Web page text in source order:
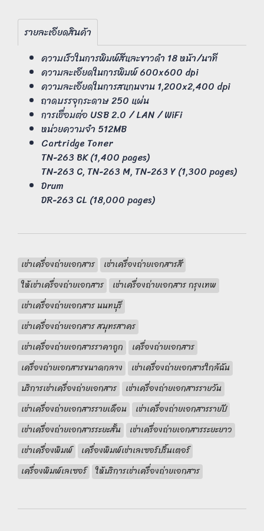
รายละเอียดสินค้า
ความเร็วในการพิมพ์สีและขาวดำ 18 หน้า/นาที
ความละเอียดในการพิมพ์ 600x600 dpi
ความละเอียดในการสแกนงาน 1,200x2,400 dpi
ถาดบรรจุกระดาษ 250 แผ่น
การเชื่อมต่อ USB 2.0 / LAN / WiFi
หน่วยความจำ 512MB
Cartridge Toner
TN-263 BK (1,400 pages)
TN-263 C, TN-263 M, TN-263 Y (1,300 pages)
Drum
DR-263 CL (18,000 pages)
เช่าเครื่องถ่ายเอกสาร
เช่าเครื่องถ่ายเอกสารสี
ให้เช่าเครื่องถ่ายเอกสาร
เช่าเครื่องถ่ายเอกสาร กรุงเทพ
เช่าเครื่องถ่ายเอกสาร นนทบุรี
เช่าเครื่องถ่ายเอกสาร สมุทรสาคร
เช่าเครื่องถ่ายเอกสารราคาถูก
เครื่องถ่ายเอกสาร
เครื่องถ่ายเอกสารขนาดกลาง
เช่าเครื่องถ่ายเอกสารใกล้ฉัน
บริการเช่าเครื่องถ่ายเอกสาร
เช่าเครื่องถ่ายเอกสารรายวัน
เช่าเครื่องถ่ายเอกสารรายเดือน
เช่าเครื่องถ่ายเอกสารรายปี
เช่าเครื่องถ่ายเอกสารระยะสั้น
เช่าเครื่องถ่ายเอกสารระยะยาว
เช่าเครื่องพิมพ์
เครื่องพิมพ์เช่าเลเซอร์ปริ้นเตอร์
เครื่องพิมพ์เลเซอร์
ให้บริการเช่าเครื่องถ่ายเอกสาร